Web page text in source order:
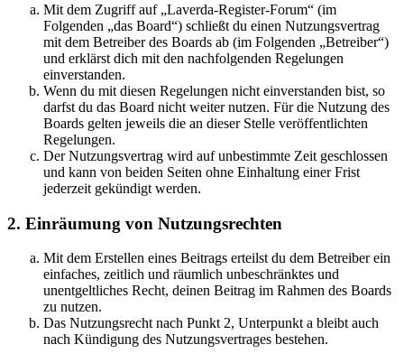
Mit dem Zugriff auf „Laverda-Register-Forum“ (im
Folgenden „das Board“) schließt du einen Nutzungsvertrag
mit dem Betreiber des Boards ab (im Folgenden „Betreiber“)
und erklärst dich mit den nachfolgenden Regelungen
einverstanden.
Wenn du mit diesen Regelungen nicht einverstanden bist, so
darfst du das Board nicht weiter nutzen. Für die Nutzung des
Boards gelten jeweils die an dieser Stelle veröffentlichten
Regelungen.
Der Nutzungsvertrag wird auf unbestimmte Zeit geschlossen
und kann von beiden Seiten ohne Einhaltung einer Frist
jederzeit gekündigt werden.
2. Einräumung von Nutzungsrechten
Mit dem Erstellen eines Beitrags erteilst du dem Betreiber ein
einfaches, zeitlich und räumlich unbeschränktes und
unentgeltliches Recht, deinen Beitrag im Rahmen des Boards
zu nutzen.
Das Nutzungsrecht nach Punkt 2, Unterpunkt a bleibt auch
nach Kündigung des Nutzungsvertrages bestehen.